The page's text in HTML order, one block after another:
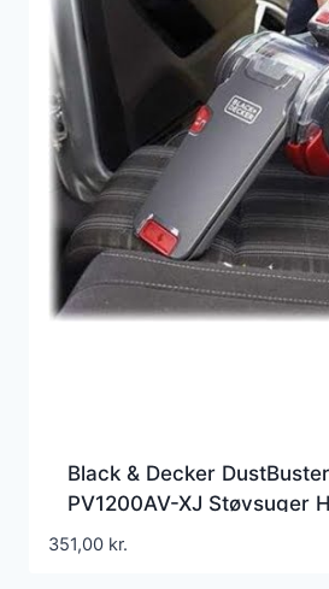
Black & Decker
PV1200AV-XJ Støvsuger
0.44liter Rød/grå
351,00 kr.